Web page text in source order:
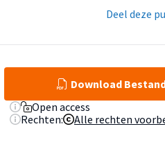
Deel deze
Download
Open access
Rechten:
Alle rechten